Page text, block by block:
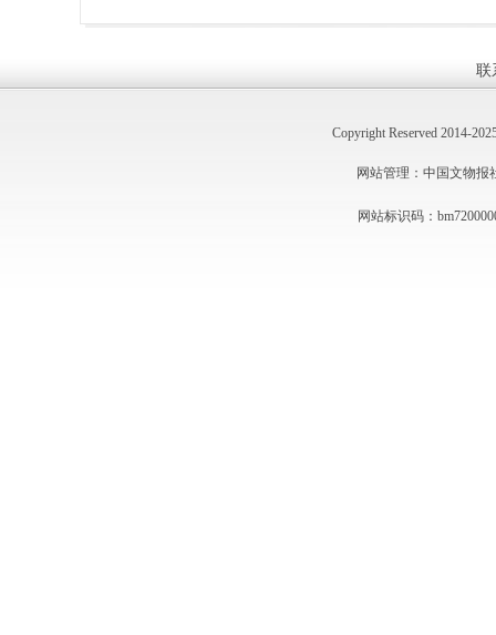
联
Copyright Reserved 2014-
网站管理：中国文物报
网站标识码：